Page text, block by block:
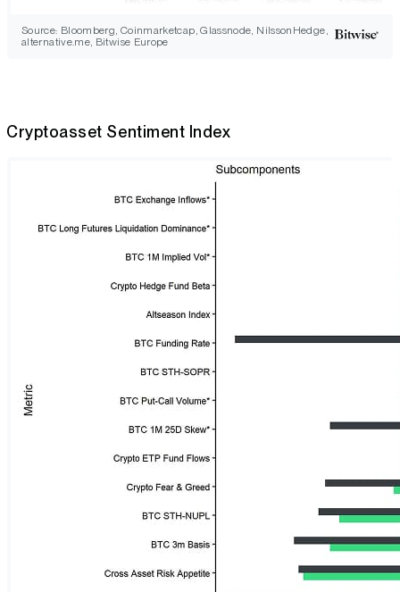
Source: Bloomberg, Coinmarketcap, Glassnode, NilssonHedge,
alternative.me, Bitwise Europe
Cryptoasset Sentiment Index